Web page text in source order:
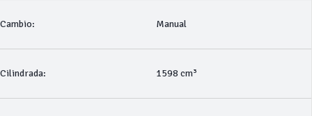
Cambio: Manual
Cilindrada: 1598 cm³